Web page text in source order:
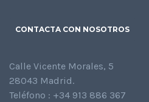
CONTACTA CON NOSOTROS
Calle Vicente Morales, 5
28043 Madrid.
Teléfono : +34 913 886 367